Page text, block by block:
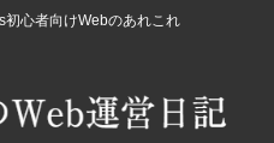
心者向けWebのあれこれ